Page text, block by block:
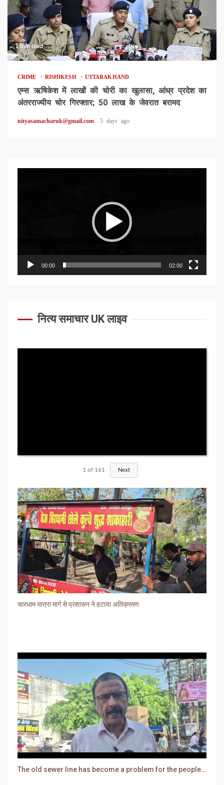
1 min read
CRIME RISHIKESH UTTARAKHAND
एम्स ऋषिकेश में लाखों की चोरी का खुलासा, आंध्र प्रदेश का
अंतरराज्यीय चोर गिरफ्तार; 50 लाख के जेवरात बरामद
nityasamacharuk@gmail.com 5 days ago
00:00 02:00
नित्य समाचार UK लाइव
1 of 161 Next
चारधाम यात्रा मार्ग से प्रशासन ने हटाया अतिक्रमण
The old sewer line has become a problem for the people. Sewer water is entering people's houses.